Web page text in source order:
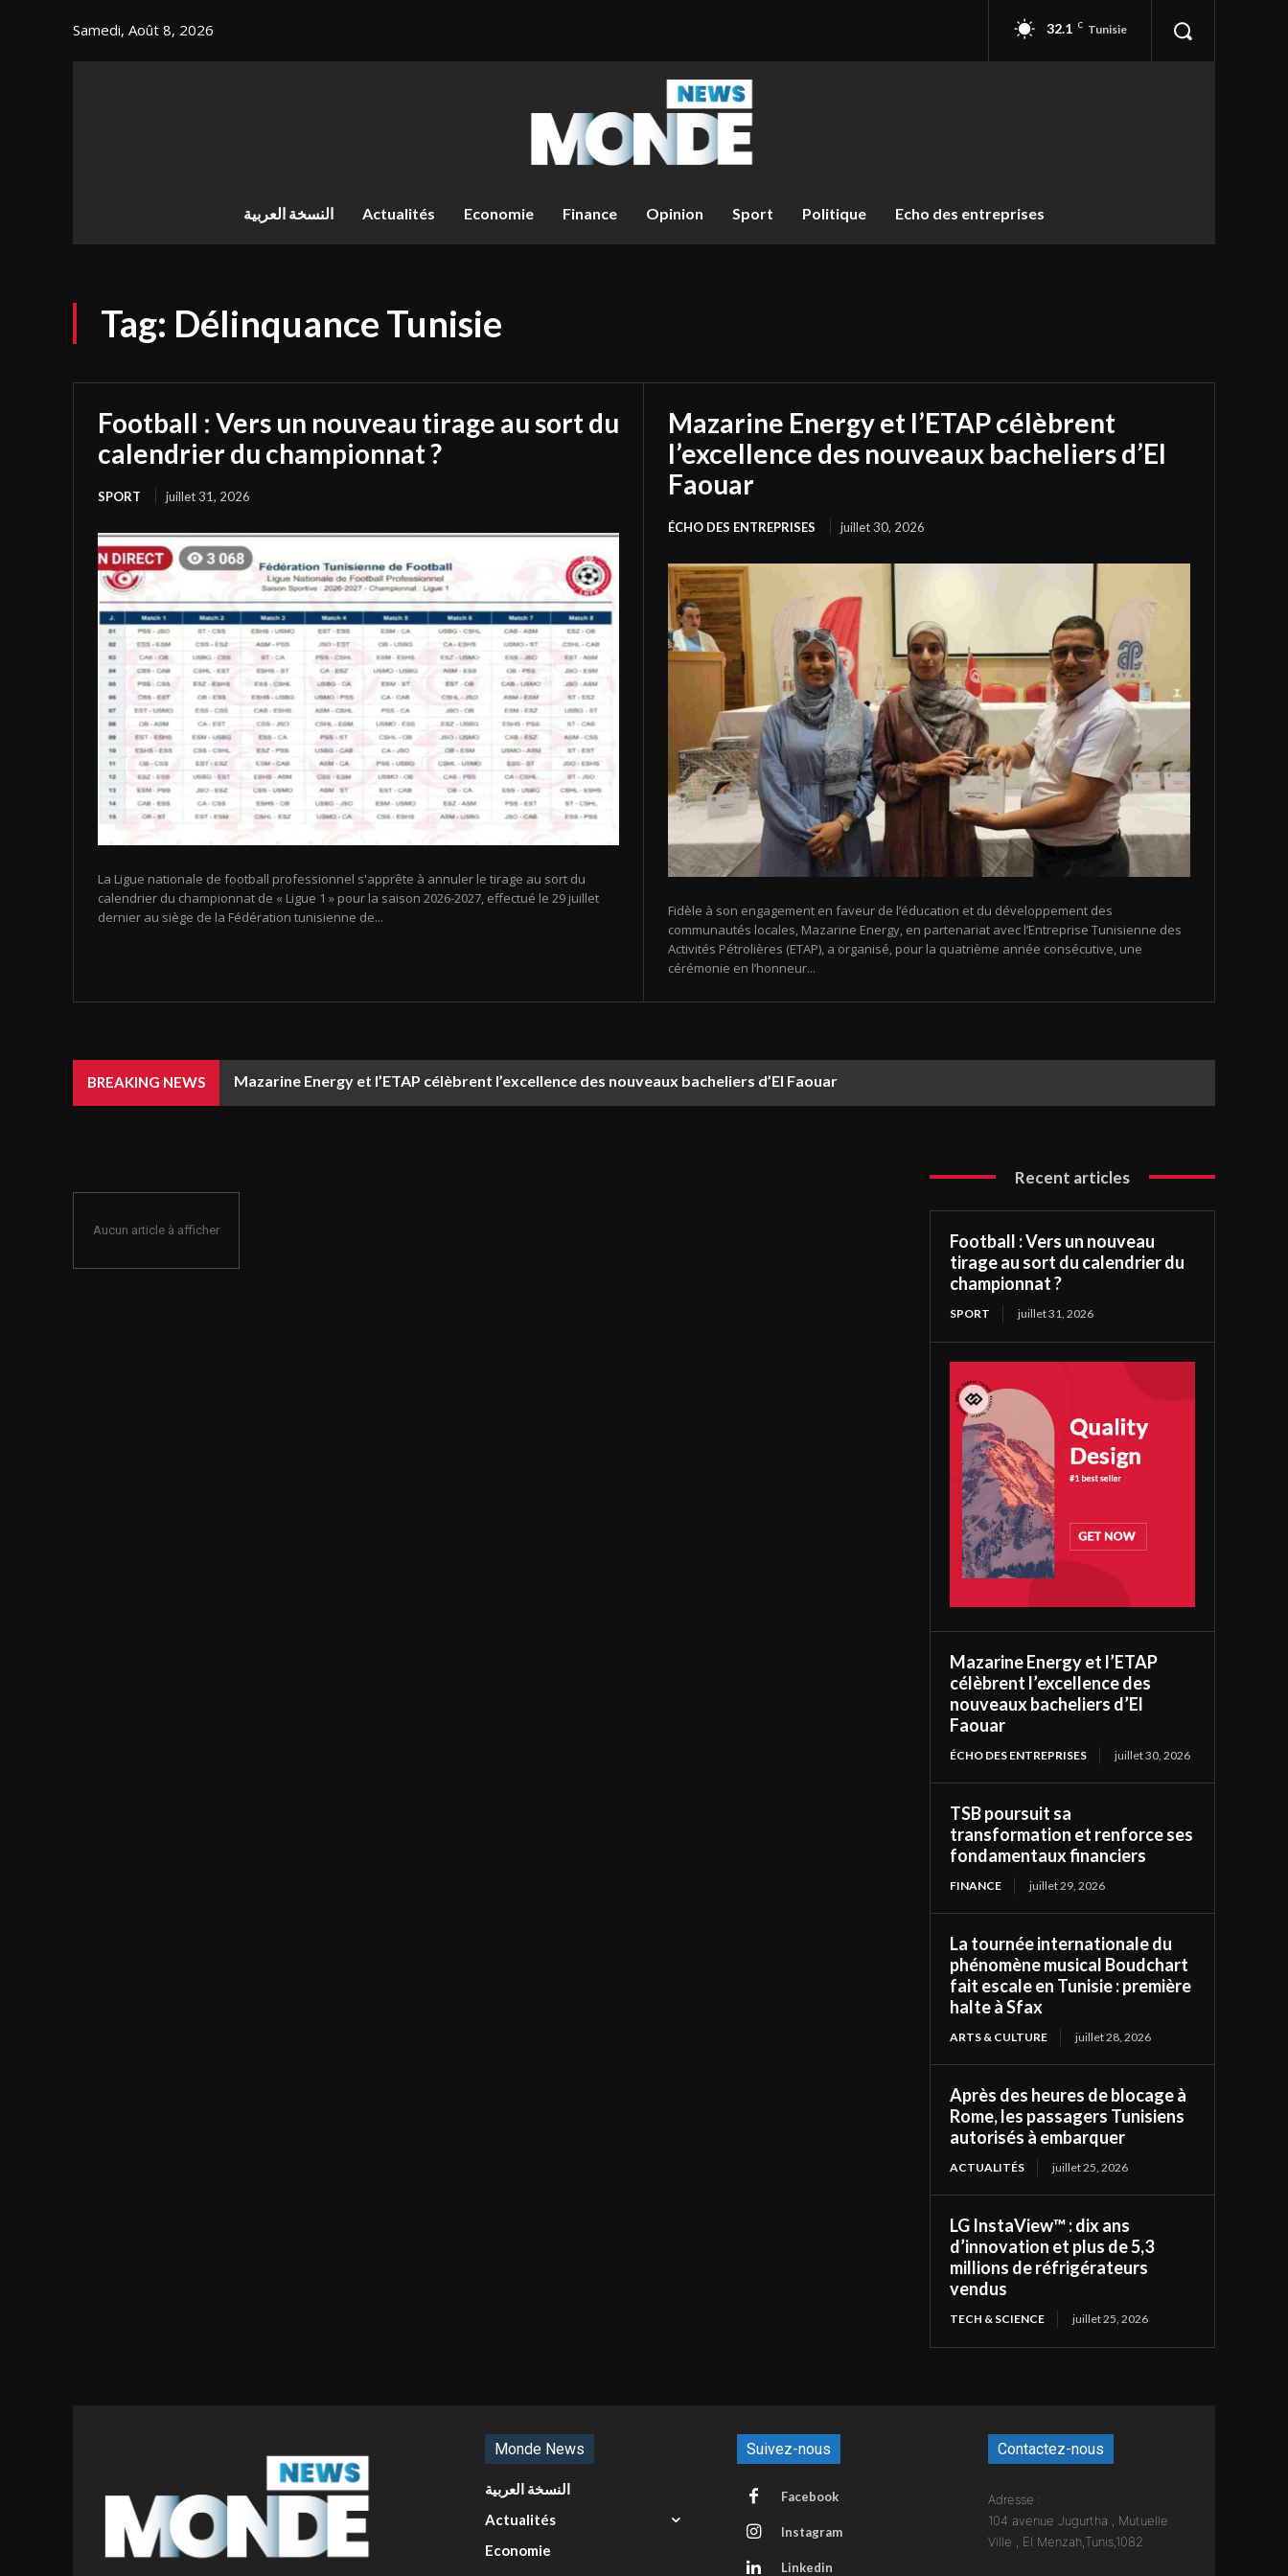
Samedi, Août 8, 2026 32.1 C Tunisie
النسخة العربية Actualités Economie Finance Opinion Sport Politique Echo des entreprises
Tag: Délinquance Tunisie
Football : Vers un nouveau tirage au sort du
calendrier du championnat ?
SPORT juillet 31, 2026
La Ligue nationale de football professionnel s'apprête à annuler le tirage au sort du
calendrier du championnat de « Ligue 1 » pour la saison 2026-2027, effectué le 29 juillet
dernier au siège de la Fédération tunisienne de...
Mazarine Energy et l’ETAP célèbrent
l’excellence des nouveaux bacheliers d’El
Faouar
ÉCHO DES ENTREPRISES juillet 30, 2026
Fidèle à son engagement en faveur de l’éducation et du développement des
communautés locales, Mazarine Energy, en partenariat avec l’Entreprise Tunisienne des
Activités Pétrolières (ETAP), a organisé, pour la quatrième année consécutive, une
cérémonie en l’honneur...
BREAKING NEWS Mazarine Energy et l’ETAP célèbrent l’excellence des nouveaux bacheliers d’El Faouar
Aucun article à afficher
Recent articles
Football : Vers un nouveau
tirage au sort du calendrier du
championnat ?
SPORT juillet 31, 2026
Mazarine Energy et l’ETAP
célèbrent l’excellence des
nouveaux bacheliers d’El
Faouar
ÉCHO DES ENTREPRISES juillet 30, 2026
TSB poursuit sa
transformation et renforce ses
fondamentaux financiers
FINANCE juillet 29, 2026
La tournée internationale du
phénomène musical Boudchart
fait escale en Tunisie : première
halte à Sfax
ARTS & CULTURE juillet 28, 2026
Après des heures de blocage à
Rome, les passagers Tunisiens
autorisés à embarquer
ACTUALITÉS juillet 25, 2026
LG InstaView™ : dix ans
d’innovation et plus de 5,3
millions de réfrigérateurs
vendus
TECH & SCIENCE juillet 25, 2026
Monde News
النسخة العربية
Actualités
Economie
Suivez-nous
Facebook
Instagram
Linkedin
Contactez-nous
Adresse :
104 avenue Jugurtha , Mutuelle
Ville , El Menzah,Tunis,1082